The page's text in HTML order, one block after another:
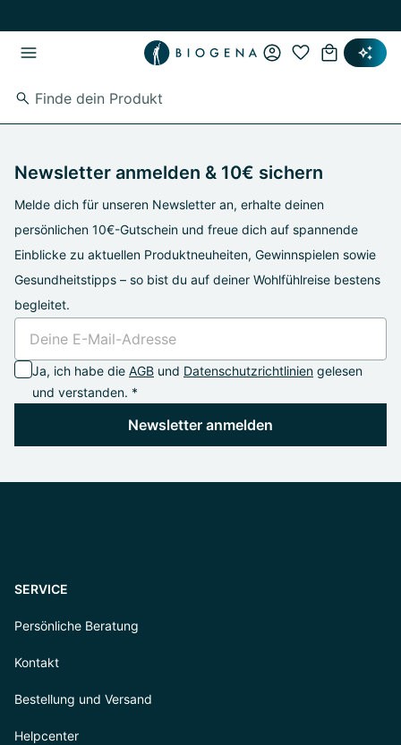
Newsletter anmelden & 10€ sichern
Melde dich für unseren Newsletter an, erhalte deinen
persönlichen 10€-Gutschein und freue dich auf spannende
Einblicke zu aktuellen Produktneuheiten, Gewinnspielen sowie
Gesundheitstipps – so bist du auf deiner Wohlfühlreise bestens
begleitet.
Ja, ich habe die AGB und Datenschutzrichtlinien gelesen
und verstanden. *
Newsletter anmelden
SERVICE
Persönliche Beratung
Kontakt
Bestellung und Versand
Helpcenter